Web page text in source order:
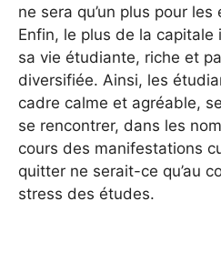
ne sera qu’un plus pour
Enfin, le plus de la capitale
sa vie étudiante, riche et
diversifiée. Ainsi, les
cadre calme et agréable,
se rencontrer, dans les
cours des manifestations
quitter ne serait-ce qu’au
stress des études.